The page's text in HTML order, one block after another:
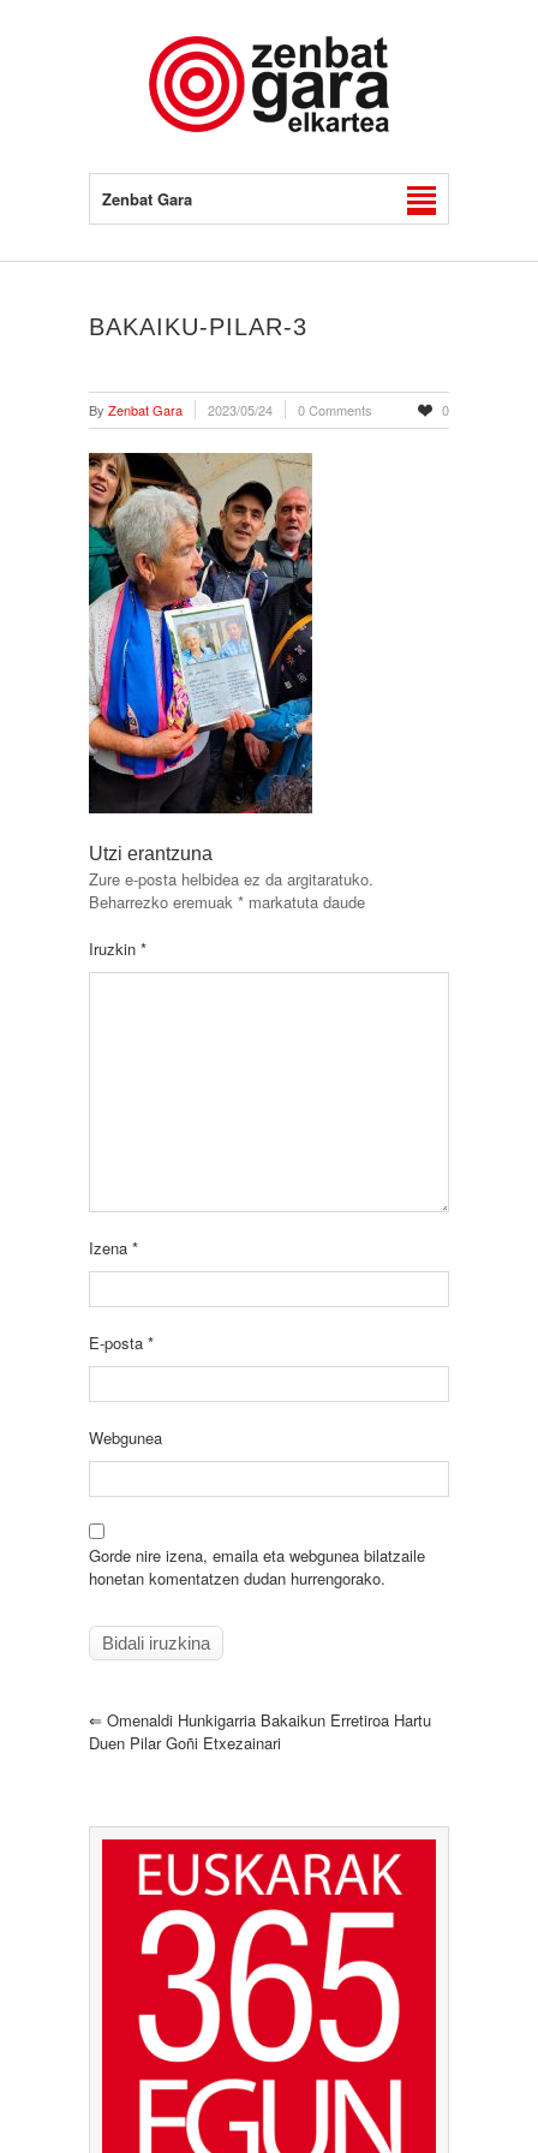
Zenbat Gara
BAKAIKU-PILAR-3
By Zenbat Gara 2023/05/24 0 Comments 0
Utzi erantzuna
Zure e-posta helbidea ez da argitaratuko.
Beharrezko eremuak * markatuta daude
Iruzkin *
Izena *
E-posta *
Webgunea
Gorde nire izena, emaila eta webgunea bilatzaile
honetan komentatzen dudan hurrengorako.
⇐ Omenaldi Hunkigarria Bakaikun Erretiroa Hartu
Duen Pilar Goñi Etxezainari